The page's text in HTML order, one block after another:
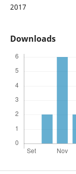
2017
Downloads